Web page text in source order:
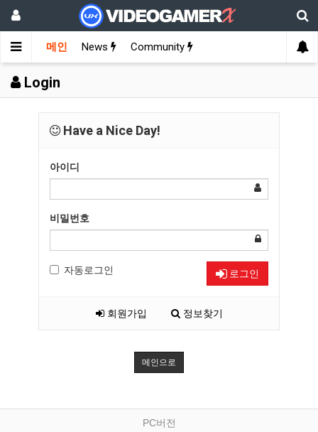
메인 News Community
Login
Have a Nice Day!
아이디
비밀번호
자동로그인 로그인
회원가입 정보찾기
메인으로
PC버전